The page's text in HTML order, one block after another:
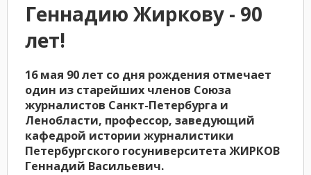
Геннадию Жиркову - 90
лет!
16 мая 90 лет со дня рождения отмечает
один из старейших членов Союза
журналистов Санкт-Петербурга и
Ленобласти, профессор, заведующий
кафедрой истории журналистики
Петербургского госуниверситета ЖИРКОВ
Геннадий Васильевич.